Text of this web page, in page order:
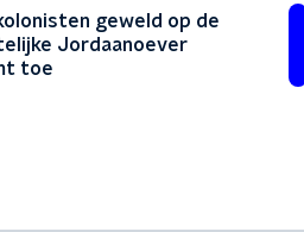
geweld op de
Jordaanoever
toe